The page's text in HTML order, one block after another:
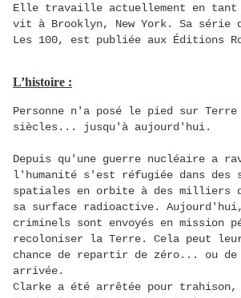
Elle travaille actuellement en
vit à Brooklyn, New York. Sa série
Les 100, est publiée aux Éditions
L’histoire :
Personne n'a posé le pied sur Terre
siècles... jusqu'à aujourd'hui.
Depuis qu'une guerre nucléaire a
l'humanité s'est réfugiée dans des
spatiales en orbite à des milliers
sa surface radioactive.
criminels sont envoyés en mission
recoloniser la Terre. Cela peut leur
chance de repartir de zéro... ou
arrivée.
Clarke a été arrêtée pour trahison,